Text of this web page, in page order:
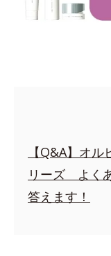
【Q&A】オ
リーズ よく
答えます！